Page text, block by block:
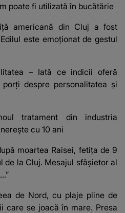
poate fi utilizată în bucătărie
americană din Cluj a fost
este emoționat de gestul
– Iată ce indicii oferă
despre personalitatea și
tratament din industria
cu 10 ani
moartea Raisei, fetița de 9
de la Cluj. Mesajul sfâșietor al
de Nord, cu plaje pline de
care se joacă în mare. Presa